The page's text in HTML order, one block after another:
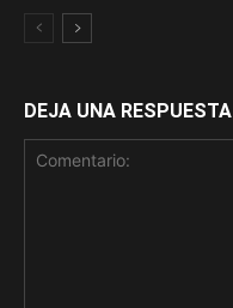
DEJA UNA RESPUESTA